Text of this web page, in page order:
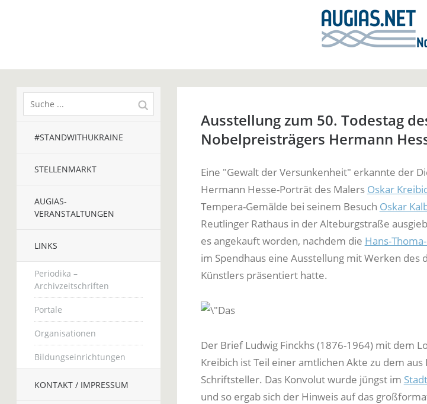
#STANDWITHUKRAINE
STELLENMARKT
AUGIAS-
VERANSTALTUNGEN
LINKS
Periodika –
Archivzeitschriften
Portale
Organisationen
Bildungseinrichtungen
KONTAKT / IMPRESSUM
Ausstellung zum 50. Todestag
Nobelpreisträgers Hermann
Eine "Gewalt der Versunkenheit" erkannte der
Hermann Hesse-Porträt des Malers Oskar
Tempera-Gemälde bei seinem Besuch Oskar
Reutlinger Rathaus in der Alteburgstraße
es angekauft worden, nachdem die Hans-
im Spendhaus eine Ausstellung mit Werken
Künstlers präsentiert hatte.
Der Brief Ludwig Finckhs (1876-1964) mit dem
Kreibich ist Teil einer amtlichen Akte zu dem
Schriftsteller. Das Konvolut wurde jüngst im
und so ergab sich der Hinweis auf das